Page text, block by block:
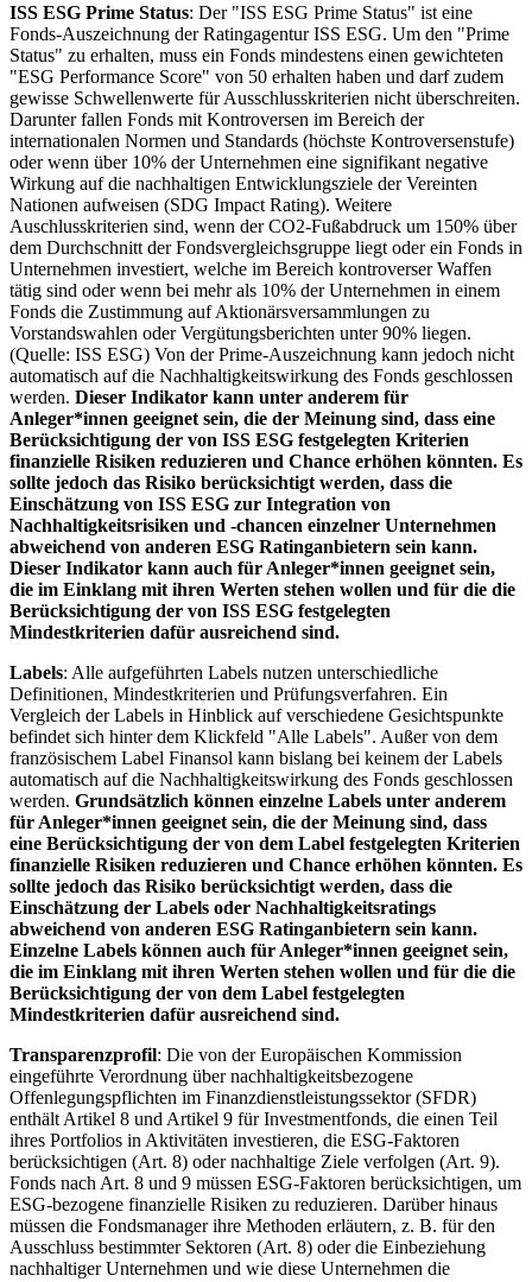
ISS ESG Prime Status: Der "ISS ESG Prime Status" ist eine
Fonds-Auszeichnung der Ratingagentur ISS ESG. Um den "Prime
Status" zu erhalten, muss ein Fonds mindestens einen gewichteten
"ESG Performance Score" von 50 erhalten haben und darf zudem
gewisse Schwellenwerte für Ausschlusskriterien nicht überschreiten.
Darunter fallen Fonds mit Kontroversen im Bereich der
internationalen Normen und Standards (höchste Kontroversenstufe)
oder wenn über 10% der Unternehmen eine signifikant negative
Wirkung auf die nachhaltigen Entwicklungsziele der Vereinten
Nationen aufweisen (SDG Impact Rating). Weitere
Auschlusskriterien sind, wenn der CO2-Fußabdruck um 150% über
dem Durchschnitt der Fondsvergleichsgruppe liegt oder ein Fonds in
Unternehmen investiert, welche im Bereich kontroverser Waffen
tätig sind oder wenn bei mehr als 10% der Unternehmen in einem
Fonds die Zustimmung auf Aktionärsversammlungen zu
Vorstandswahlen oder Vergütungsberichten unter 90% liegen.
(Quelle: ISS ESG) Von der Prime-Auszeichnung kann jedoch nicht
automatisch auf die Nachhaltigkeitswirkung des Fonds geschlossen
werden. Dieser Indikator kann unter anderem für
Anleger*innen geeignet sein, die der Meinung sind, dass eine
Berücksichtigung der von ISS ESG festgelegten Kriterien
finanzielle Risiken reduzieren und Chance erhöhen könnten. Es
sollte jedoch das Risiko berücksichtigt werden, dass die
Einschätzung von ISS ESG zur Integration von
Nachhaltigkeitsrisiken und -chancen einzelner Unternehmen
abweichend von anderen ESG Ratinganbietern sein kann.
Dieser Indikator kann auch für Anleger*innen geeignet sein,
die im Einklang mit ihren Werten stehen wollen und für die die
Berücksichtigung der von ISS ESG festgelegten
Mindestkriterien dafür ausreichend sind.
Labels: Alle aufgeführten Labels nutzen unterschiedliche
Definitionen, Mindestkriterien und Prüfungsverfahren. Ein
Vergleich der Labels in Hinblick auf verschiedene Gesichtspunkte
befindet sich hinter dem Klickfeld "Alle Labels". Außer von dem
französischem Label Finansol kann bislang bei keinem der Labels
automatisch auf die Nachhaltigkeitswirkung des Fonds geschlossen
werden. Grundsätzlich können einzelne Labels unter anderem
für Anleger*innen geeignet sein, die der Meinung sind, dass
eine Berücksichtigung der von dem Label festgelegten Kriterien
finanzielle Risiken reduzieren und Chance erhöhen könnten. Es
sollte jedoch das Risiko berücksichtigt werden, dass die
Einschätzung der Labels oder Nachhaltigkeitsratings
abweichend von anderen ESG Ratinganbietern sein kann.
Einzelne Labels können auch für Anleger*innen geeignet sein,
die im Einklang mit ihren Werten stehen wollen und für die die
Berücksichtigung der von dem Label festgelegten
Mindestkriterien dafür ausreichend sind.
Transparenzprofil: Die von der Europäischen Kommission
eingeführte Verordnung über nachhaltigkeitsbezogene
Offenlegungspflichten im Finanzdienstleistungssektor (SFDR)
enthält Artikel 8 und Artikel 9 für Investmentfonds, die einen Teil
ihres Portfolios in Aktivitäten investieren, die ESG-Faktoren
berücksichtigen (Art. 8) oder nachhaltige Ziele verfolgen (Art. 9).
Fonds nach Art. 8 und 9 müssen ESG-Faktoren berücksichtigen, um
ESG-bezogene finanzielle Risiken zu reduzieren. Darüber hinaus
müssen die Fondsmanager ihre Methoden erläutern, z. B. für den
Ausschluss bestimmter Sektoren (Art. 8) oder die Einbeziehung
nachhaltiger Unternehmen und wie diese Unternehmen die